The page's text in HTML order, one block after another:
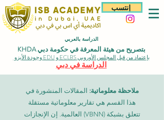
إنتسب
الدراسة بالعربي
بتصريح من هيئة المعرفة في حكومة دبي KHDA
بإعتماد من قبل المجلس الأوروبي ECLBS و EDU وجودة الأيزو
الدراسة في دبي
ملاحظة معلوماتية: المقالات المنشورة في
هذا القسم هي تقارير معلوماتية مستقلة
تتعلق بشبكة (VBNN) العالمية. إن الإنجازات